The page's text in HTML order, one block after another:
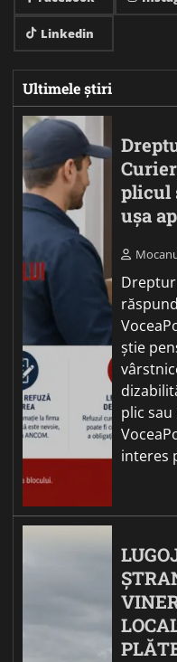
Linkedin
Ultimele știri
plicul
ușa
știe
plic
interes